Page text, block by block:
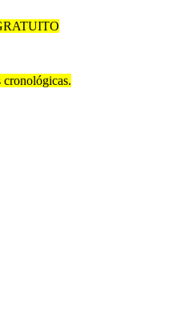
cronológicas.